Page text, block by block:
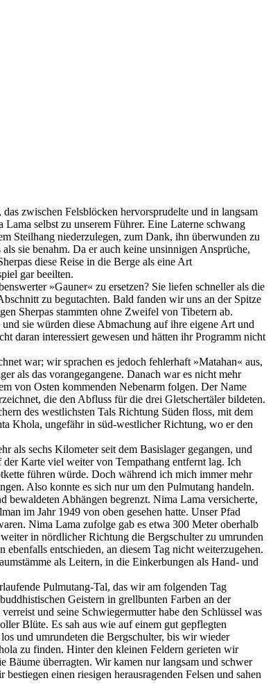
zwischen Felsblöcken hervorsprudelte und in langsam
selbst zu unserem Führer. Eine Laterne schwang
Steilhang niederzulegen, zum Dank, ihn überwunden zu
sie benahm. Da er auch keine unsinnigen Ansprüche,
diese Reise in die Berge als eine Art
gar beeilten.
»Gauner« zu ersetzen? Sie liefen schneller als die
zu begutachten. Bald fanden wir uns an der Spitze
Sherpas stammten ohne Zweifel von Tibetern ab.
sie würden diese Abmachung auf ihre eigene Art und
daran interessiert gewesen und hätten ihr Programm nicht
war; wir sprachen es jedoch fehlerhaft »Matahan« aus,
als das vorangegangene. Danach war es nicht mehr
von Osten kommenden Nebenarm folgen. Der Name
die den Abfluss für die drei Gletschertäler bildeten.
des westlichsten Tals Richtung Süden floss, mit dem
Khola, ungefähr in süd-westlicher Richtung, wo er den
sechs Kilometer seit dem Basislager gegangen, und
Karte viel weiter von Tempathang entfernt lag. Ich
führen würde. Doch während ich mich immer mehr
Also konnte es sich nur um den Pulmutang handeln.
bewaldeten Abhängen begrenzt. Nima Lama versicherte,
im Jahr 1949 von oben gesehen hatte. Unser Pfad
Nima Lama zufolge gab es etwa 300 Meter oberhalb
in nördlicher Richtung die Bergschulter zu umrunden
entschieden, an diesem Tag nicht weiterzugehen.
als Leitern, in die Einkerbungen als Hand- und
Pulmutang-Tal, das wir am folgenden Tag
Geistern in grellbunten Farben an der
und seine Schwiegermutter habe den Schlüssel was
Blüte. Es sah aus wie auf einem gut gepflegten
und umrundeten die Bergschulter, bis wir wieder
zu finden. Hinter den kleinen Feldern gerieten wir
überragten. Wir kamen nur langsam und schwer
einen riesigen herausragenden Felsen und sahen